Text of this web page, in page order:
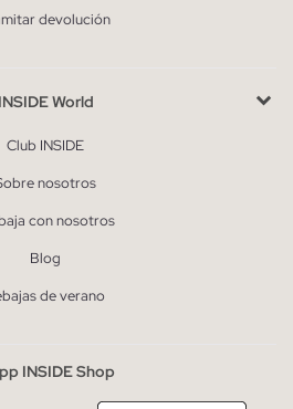
devolución
INSIDE World
Club INSIDE
nosotros
con nosotros
Blog
de verano
INSIDE Shop